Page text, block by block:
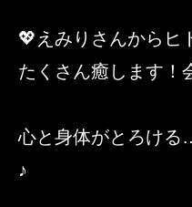
💖えみりさんからヒ
たくさん癒します！
心と身体がとろける
♪